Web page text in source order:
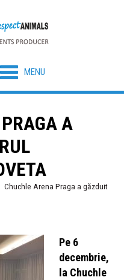
A
Chuchle Arena Praga a găzduit
Pe 6
decembrie,
la Chuchle